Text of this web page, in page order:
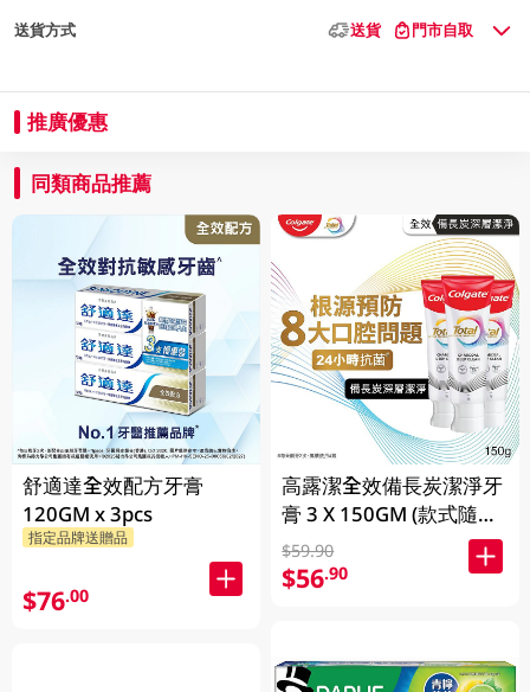
送貨方式 送貨 門市自取
推廣優惠
同類商品推薦
舒適達全效配方牙膏
120GM x 3pcs
指定品牌送贈品
$76.00
高露潔全效備長炭潔淨牙
膏 3 X 150GM (款式隨機
發送)
$59.90
$56.90